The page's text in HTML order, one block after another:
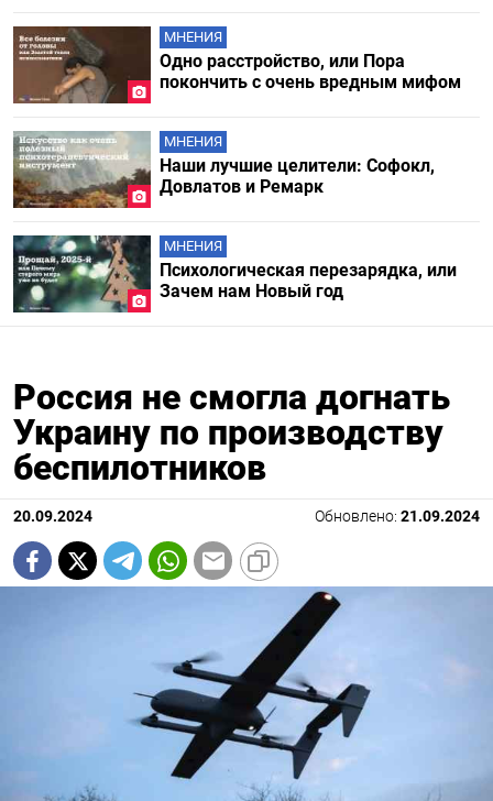
МНЕНИЯ
Одно расстройство, или Пора
покончить с очень вредным мифом
МНЕНИЯ
Наши лучшие целители: Софокл,
Довлатов и Ремарк
МНЕНИЯ
Психологическая перезарядка, или
Зачем нам Новый год
Россия не смогла догнать
Украину по производству
беспилотников
20.09.2024 Обновлено: 21.09.2024